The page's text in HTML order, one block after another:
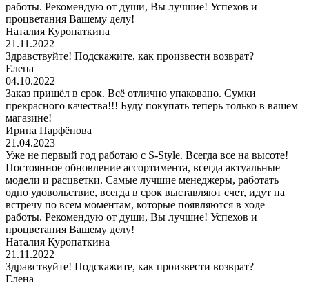
работы. Рекомендую от души, Вы лучшие! Успехов и
процветания Вашему делу!
Наталия Куропаткина
21.11.2022
Здравствуйте! Подскажите, как произвести возврат?
Елена
04.10.2022
Заказ пришёл в срок. Всё отлично упаковано. Сумки
прекрасного качества!!! Буду покупать теперь только в вашем
магазине!
Ирина Парфёнова
21.04.2023
Уже не первый год работаю с S-Style. Всегда все на высоте!
Постоянное обновление ассортимента, всегда актуальные
модели и расцветки. Самые лучшие менеджеры, работать
одно удовольствие, всегда в срок выставляют счет, идут на
встречу по всем моментам, которые появляются в ходе
работы. Рекомендую от души, Вы лучшие! Успехов и
процветания Вашему делу!
Наталия Куропаткина
21.11.2022
Здравствуйте! Подскажите, как произвести возврат?
Елена